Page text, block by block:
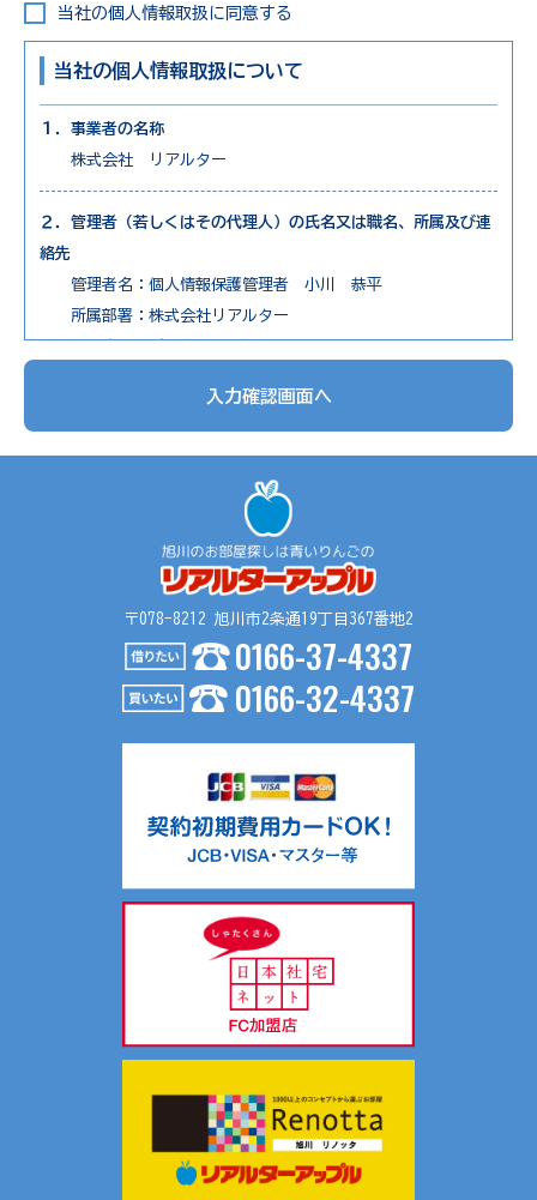
当社の個人情報取扱に同意する
当社の個人情報取扱について
１．事業者の名称
株式会社 リアルター
２．管理者（若しくはその代理人）の氏名又は職名、所属及び連
絡先
管理者名：個人情報保護管理者 小川 恭平
所属部署：株式会社リアルター
３．個人情報の利用目的
4. お問合せやご質問の受付と回答
5. お客様にとって有用と思われる情報の提供
6. サービス内容の分析、向上
４．個人情報の第三者提供
お問い合わせ内容が不動産の賃貸仲介・売買仲介の場合、以
不動産の賃貸仲介・売買仲介のため
（２）提供する個人情報の項目
氏名、生年月日、住所、電話番号、Ｅメールアドレス等
入居申込書等、契約書面に記載の上、提供します。
（４）提供を受ける者の組織の種類、属性
不動産の賃貸仲介・売買仲介における相手方
共同利用について当社では、お客様により有益な情報提供を
するためにリアルターグループとして総合的にお客様情報を
共同利用し、サポートしております。
共同利用する情報は、氏名、連絡先、物件情報、物件入居状
共同利用する範囲は、当社ホームページ記載の関連会社の範
入力確認画面へ
〒078-8212 旭川市2条通19丁目367番地2
0166-37-4337
0166-32-4337